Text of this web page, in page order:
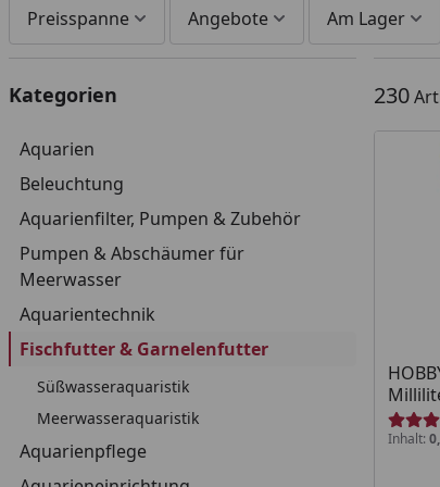
Preisspanne Angebote Am Lager
Kategorien
Aquarien
Beleuchtung
Aquarienfilter, Pumpen & Zubehör
Pumpen & Abschäumer für
Meerwasser
Aquarientechnik
Fischfutter & Garnelenfutter
Süßwasseraquaristik
Meerwasseraquaristik
Aquarienpflege
230
Inhalt: